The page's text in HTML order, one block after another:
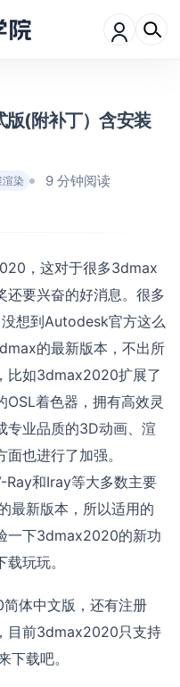
(附补丁）含安装
渲染
9 分钟阅读
，这对于很多3dmax
还要兴奋的好消息。很多
想到Autodesk官方这么
的最新版本，不出所
比如3dmax2020扩展了
OSL着色器，拥有高效灵
专业品质的3D动画、渲
也进行了加强。
和Iray等大多数主要
最新版本，所以适用的
一下3dmax2020的新功
玩玩。
体中文版，还有注册
目前3dmax2020只支持
下载吧。